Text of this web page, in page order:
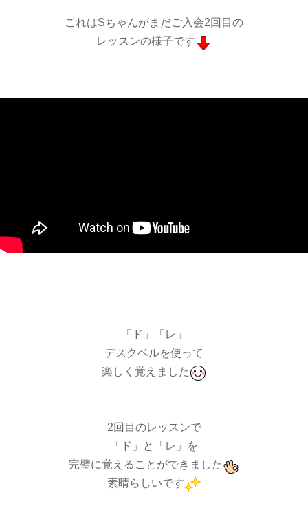
これはSちゃんがまだご入会2回目の
レッスンの様子です
「ド」「レ」
デスクベルを使って
楽しく覚えました
2回目のレッスンで
「ド」と「レ」を
完璧に覚えることができました
素晴らしいです